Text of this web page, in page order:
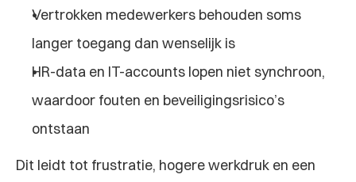
Vertrokken medewerkers behouden soms
langer toegang dan wenselijk is
HR-data en IT-accounts lopen niet synchroon,
waardoor fouten en beveiligingsrisico’s
ontstaan
Dit leidt tot frustratie, hogere werkdruk en een